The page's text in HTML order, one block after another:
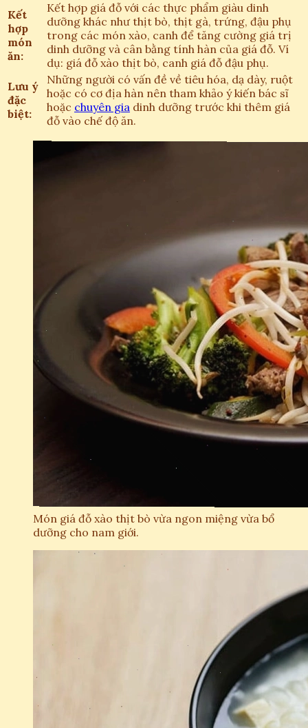
Kết
hợp
món
ăn:
Kết hợp giá đỗ với các thực phẩm giàu dinh
dưỡng khác như thịt bò, thịt gà, trứng, đậu phụ
trong các món xào, canh để tăng cường giá trị
dinh dưỡng và cân bằng tính hàn của giá đỗ. Ví
dụ: giá đỗ xào thịt bò, canh giá đỗ đậu phụ.
Lưu ý
đặc
biệt:
Những người có vấn đề về tiêu hóa, dạ dày, ruột
hoặc có cơ địa hàn nên tham khảo ý kiến bác sĩ
hoặc chuyên gia dinh dưỡng trước khi thêm giá
đỗ vào chế độ ăn.
Món giá đỗ xào thịt bò vừa ngon miệng vừa bổ
dưỡng cho nam giới.